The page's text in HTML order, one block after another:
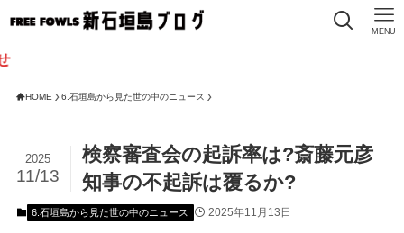
MENU
HOME 6.石垣島から見た世の中のニュース
検察審査会の起訴率は?斎藤元彦
知事の不起訴は覆るか?
2025
11/13
6.石垣島から見た世の中のニュース 2025年11月13日